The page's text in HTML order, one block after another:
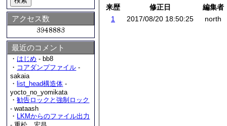
来歴 修正日
編集者
1
2017/08/20 18:50:25 north
アクセス数
最近のコメント
・ はじめ - bb8
・ コアダンプファイル -
sakaia
・ list_head構造体 -
yocto_no_yomikata
・勧告ロックと強制ロック
- wataash
・ LKMからのファイル出力